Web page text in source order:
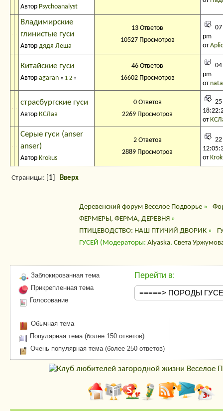
Автор Psychoanalyst
Владимирские
глинистые гуси
Автор дядя Леша
13 Ответов
10527 Просмотров
pm
от
Китайские гуси
Автор agaran « 1 2 »
46 Ответов
16602 Просмотров
pm
от
страсбургские гуси
Автор КСЛав
0 Ответов
2269 Просмотров
от
Серые гуси (anser
anser)
Автор Krokus
2 Ответов
2889 Просмотров
от
Страницы: [ 1 Вверх
Деревенский форум Веселое Подворье»
ФЕРМЕРЫ, ФЕРМА, ДЕРЕВНЯ»
ПТИЦЕВОДСТВО: НАШ ПТИЧИЙ ДВОРИК»
ГУСЕЙ (Модераторы: Alyaska, Света
Перейти в:
Обычная тема
Популярная тема (более 150 ответов)
Очень популярная тема (более 250 ответов)
Заблокированная тема
Прикрепленная тема
Голосование